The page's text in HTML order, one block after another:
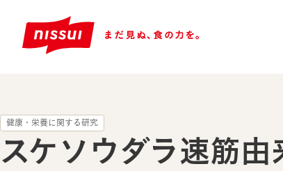
健康・栄養に関する研究
スケソウダラ速筋